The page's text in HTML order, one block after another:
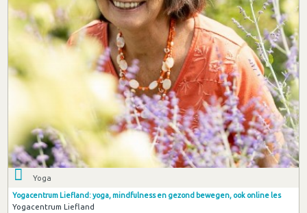
Yoga
Yogacentrum Liefland: yoga, mindfulness en gezond bewegen, ook online les
Yogacentrum Liefland